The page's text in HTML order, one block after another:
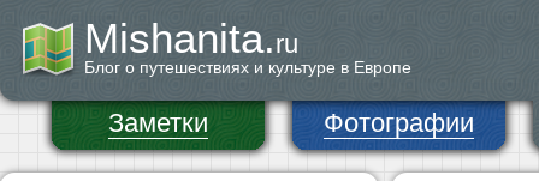
Mishanita.ru
Блог о путешествиях и культуре в Европе
Заметки Фотографии